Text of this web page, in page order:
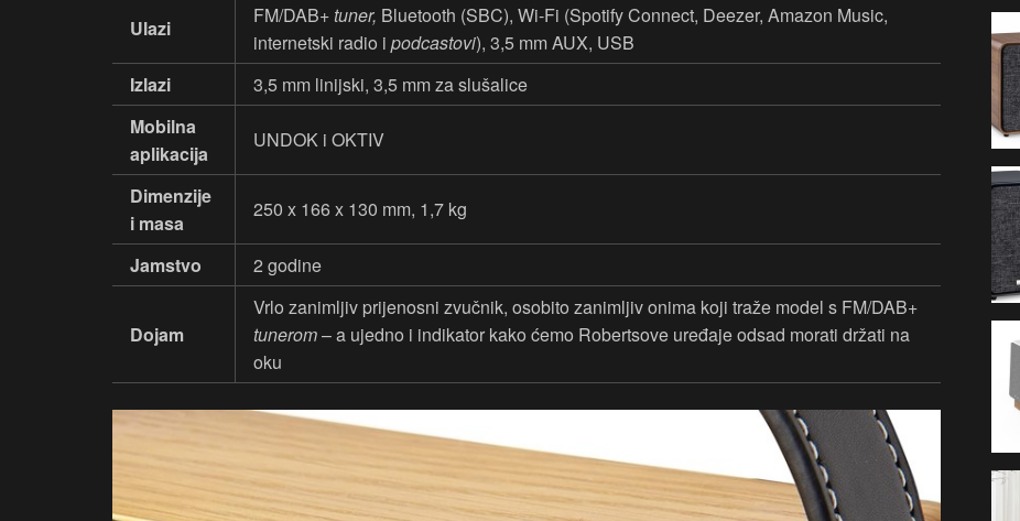
Ulazi
FM/DAB+tuner, Bluetooth (SBC), Wi-Fi (Spotify Connect, Deezer, Amazon Music,
internetski radio i podcastovi), 3,5 mm AUX, USB
Izlazi
3,5 mm linijski, 3,5 mm za slušalice
Mobilna
aplikacija
UNDOK i OKTIV
Dimenzije
i masa
250 x 166 x 130 mm, 1,7 kg
Jamstvo 2 godine
Dojam
Vrlo zanimljiv prijenosni zvučnik, osobito zanimljiv onima koji traže model s FM/DAB+
tunerom– a ujedno i indikator kako ćemo Robertsove uređaje odsad morati držati na
oku